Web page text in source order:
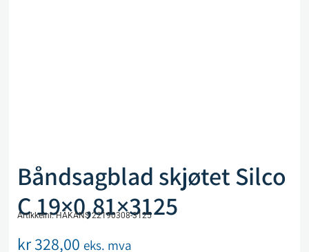
Båndsagblad skjøtet Silco
C 19×0,81×3125
Artikkelnr. HÅKANS 22190308-3125
kr328,00 eks. mva